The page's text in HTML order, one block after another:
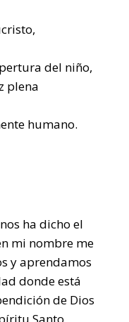
del niño,
plena
humano.
ha dicho el
mi nombre me
y aprendamos
donde está
de Dios